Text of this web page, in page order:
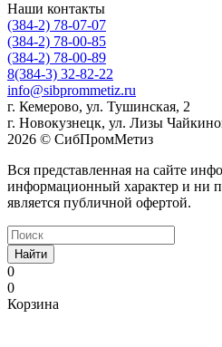
Наши контакты
(384-2) 78-07-07
(384-2) 78-00-85
(384-2) 78-00-89
8(384-3) 32-82-22
info@sibprommetiz.ru
г. Кемерово, ул. Тушинская, 2
г. Новокузнецк, ул. Лизы
2026 © СибПромМетиз
Вся представленная на сайте
информационный характер и ни
является публичной офертой.
Найти
0
0
Корзина